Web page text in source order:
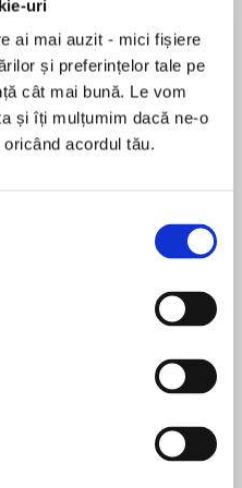
uri
ai mai auzit - mici fișiere
și preferințelor tale pe
cât mai bună. Le vom
și îți mulțumim dacă ne-o
acordul tău.
where he least
second-chance
a helping hand.
Wyoming
little girl, Janey,
full. Usually, it’s not in
Micah can’t resist.
her easy way with
her. But he knows
only leads to
than one hundred